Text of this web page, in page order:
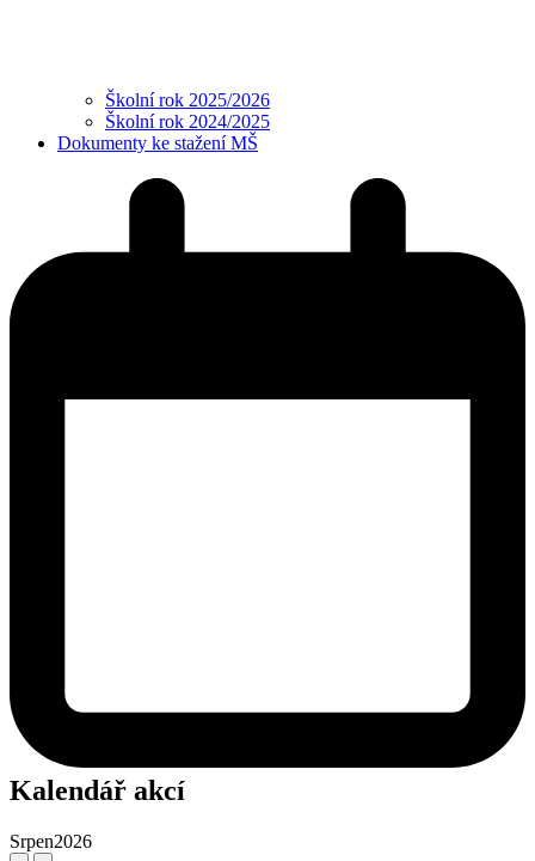
Školní rok 2025/2026
Školní rok 2024/2025
Dokumenty ke stažení MŠ
Kalendář akcí
Srpen2026